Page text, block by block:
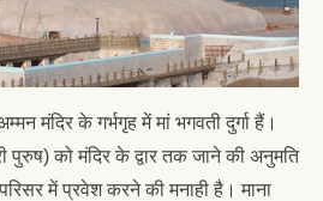
मंदिर के गर्भगृह में मां भगवती दुर्गा हैं।
पुरुष) को मंदिर के द्वार तक जाने की अनुमति
में प्रवेश करने की मनाही है। माना